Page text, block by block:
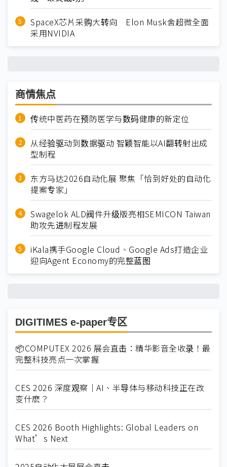
SpaceX芯片采购大转向 Elon Musk舍超微全面
采用NVIDIA
商情焦点
传统中医药在预防医学与数码健康的新定位
从经验驱动到数据驱动 智颖智能以AI翻转射出成
型制程
东方马达2026自动化展 聚焦「恰到好处的自动化
提案专家」
Swagelok ALD阀件升级版亮相SEMICON Taiwan
助攻先进制程发展
iKala携手Google Cloud、Google Ads打造企业
迎向Agent Economy的完整蓝图
DIGITIMES e-paper专区
📦COMPUTEX 2026 展会直击：精华影音全收录！最
完整科技亮点一次掌握
CES 2026 深度观察｜AI、半导体与移动科技正在改
变什麽？
CES 2026 Booth Highlights: Global Leaders on
What’s Next